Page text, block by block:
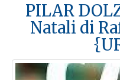
PILAR
Natali di